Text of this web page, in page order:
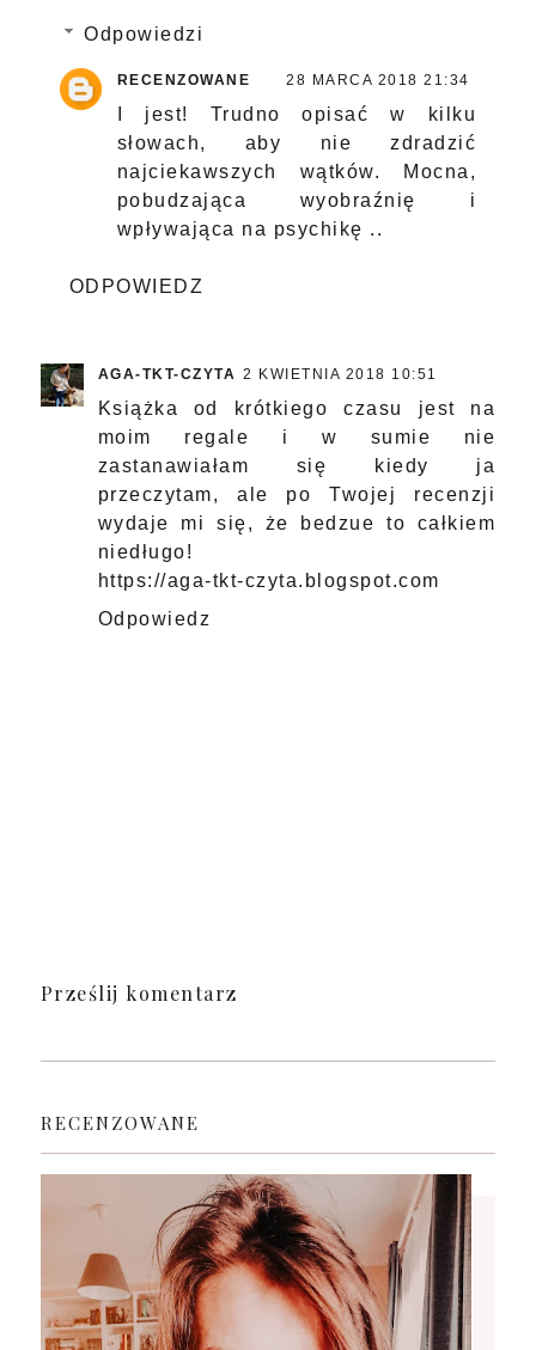
Odpowiedzi
RECENZOWANE 28 MARCA 2018 21:34
I jest! Trudno opisać w kilku
słowach, aby nie zdradzić
najciekawszych wątków. Mocna,
pobudzająca wyobraźnię i
wpływająca na psychikę ..
ODPOWIEDZ
AGA-TKT-CZYTA 2 KWIETNIA 2018 10:51
Książka od krótkiego czasu jest na
moim regale i w sumie nie
zastanawiałam się kiedy ja
przeczytam, ale po Twojej recenzji
wydaje mi się, że bedzue to całkiem
niedługo!
https://aga-tkt-czyta.blogspot.com
Odpowiedz
Prześlij komentarz
RECENZOWANE